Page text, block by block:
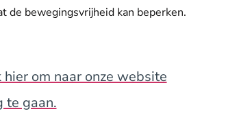
de bewegingsvrijheid kan beperken.
om naar onze website
te gaan.